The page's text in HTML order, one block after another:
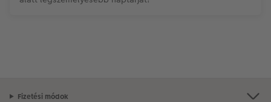
Fizetési módok